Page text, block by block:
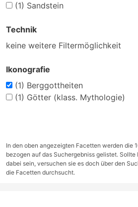
(1) Sandstein
Technik
keine weitere Filtermöglichkeit
Ikonografie
(1) Berggottheiten
(1) Götter (klass. Mythologie)
In den oben angezeigten Facetten werden die
bezogen auf das Suchergebniss gelistet.
dabei sein, versuchen sie es doch über den
die Facetten durchsucht.